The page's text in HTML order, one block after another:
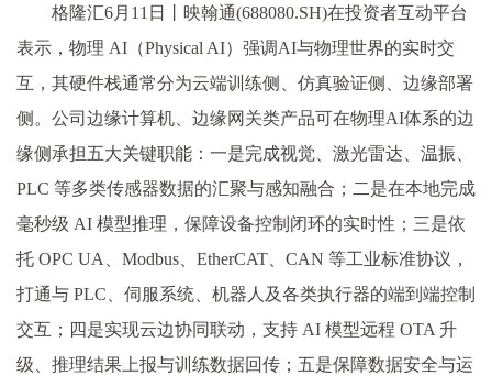
格隆汇6月11日丨映翰通(688080.SH)在投资者互动平台
表示，物理 AI（Physical AI）强调AI与物理世界的实时交
互，其硬件栈通常分为云端训练侧、仿真验证侧、边缘部署
侧。公司边缘计算机、边缘网关类产品可在物理AI体系的边
缘侧承担五大关键职能：一是完成视觉、激光雷达、温振、
PLC 等多类传感器数据的汇聚与感知融合；二是在本地完成
毫秒级 AI 模型推理，保障设备控制闭环的实时性；三是依
托 OPC UA、Modbus、EtherCAT、CAN 等工业标准协议，
打通与 PLC、伺服系统、机器人及各类执行器的端到端控制
交互；四是实现云边协同联动，支持 AI 模型远程 OTA 升
级、推理结果上报与训练数据回传；五是保障数据安全与运